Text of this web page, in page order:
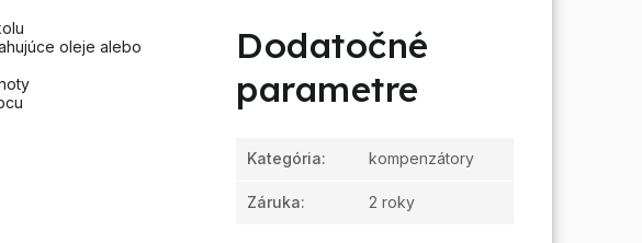
oleje alebo
Dodatočné
parametre
Kategória: kompenzátory
Záruka: 2 roky